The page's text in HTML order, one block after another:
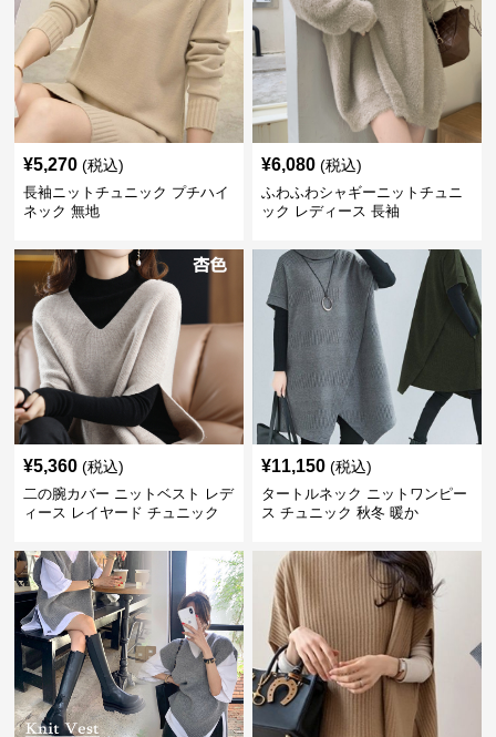
¥5,270 (税込)
長袖ニットチュニック プチハイ
ネック 無地
¥6,080 (税込)
ふわふわシャギーニットチュニ
ック レディース 長袖
¥5,360 (税込)
二の腕カバー ニットベスト レデ
ィース レイヤード チュニック
¥11,150 (税込)
タートルネック ニットワンピー
ス チュニック 秋冬 暖か